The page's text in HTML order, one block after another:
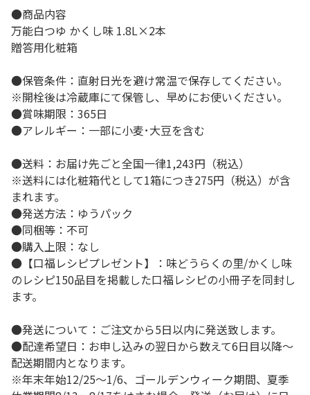
●商品内容
万能白つゆ かくし味 1.8L×2本
贈答用化粧箱
●保管条件：直射日光を避け常温で保存してください。
※開栓後は冷蔵庫にて保管し、早めにお使いください。
●賞味期限：365日
●アレルギー：一部に小麦･大豆を含む
●送料：お届け先ごと全国一律1,243円（税込）
※送料には化粧箱代として1箱につき275円（税込）が含
まれます。
●発送方法：ゆうパック
●同梱等：不可
●購入上限：なし
●【口福レシピプレゼント】：味どうらくの里/かくし味
のレシピ150品目を掲載した口福レシピの小冊子を同封し
ます。
●発送について：ご注文から5日以内に発送致します。
●配達希望日：お申し込みの翌日から数えて6日目以降～
配送期間内となります。
※年末年始12/25～1/6、ゴールデンウィーク期間、夏季